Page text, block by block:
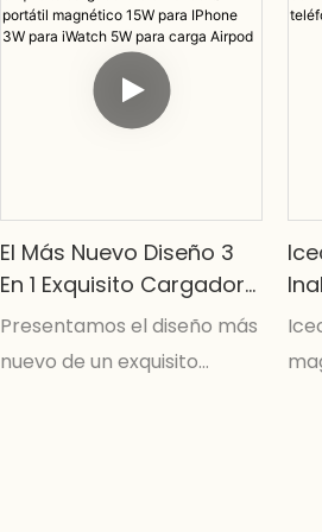
El Más Nuevo Diseño 3
En 1 Exquisito Cargador
Inalámbrico Qi2 Portátil
Magnético 15W Para
IPhone 3W Para IWatch
Presentamos el diseño más
nuevo de un exquisito